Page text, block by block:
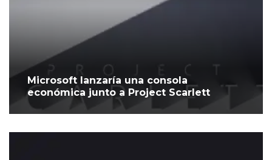
Microsoft lanzaría una consola
económica junto a Project Scarlett